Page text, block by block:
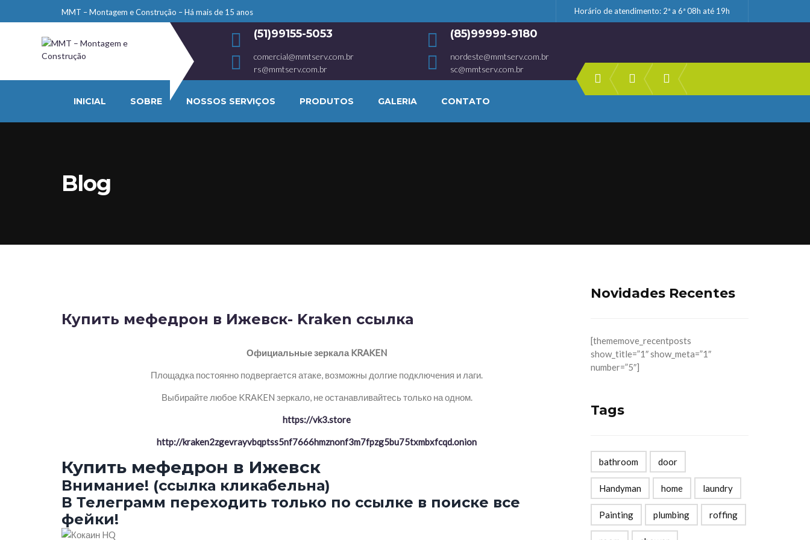
MMT – Montagem e Construção – Há mais de 15 anos Horário de atendimento: 2ª a 6ª 08h até 19h
(51)99155-5053 (85)99999-9180
comercial@mmtserv.com.br
rs@mmtserv.com.br
nordeste@mmtserv.com.br
sc@mmtserv.com.br
INICIAL SOBRE NOSSOS SERVIÇOS PRODUTOS GALERIA CONTATO
Blog
Купить мефедрон в Ижевск- Kraken ссылка
Официальные зеркала KRAKEN
Площадка постоянно подвергается атаке, возможны долгие подключения и лаги.
Выбирайте любое KRAKEN зеркало, не останавливайтесь только на одном.
https://vk3.store
http://kraken2zgevrayvbqptss5nf7666hmznonf3m7fpzg5bu75txmbxfcqd.onion
Купить мефедрон в Ижевск
Внимание! (ссылка кликабельна)
В Телеграмм переходить только по ссылке в поиске все
фейки!
Novidades Recentes
[thememove_recentposts
show_title=”1″ show_meta=”1″
number=”5″]
Tags
bathroom door
Handyman home laundry
Painting plumbing roffing